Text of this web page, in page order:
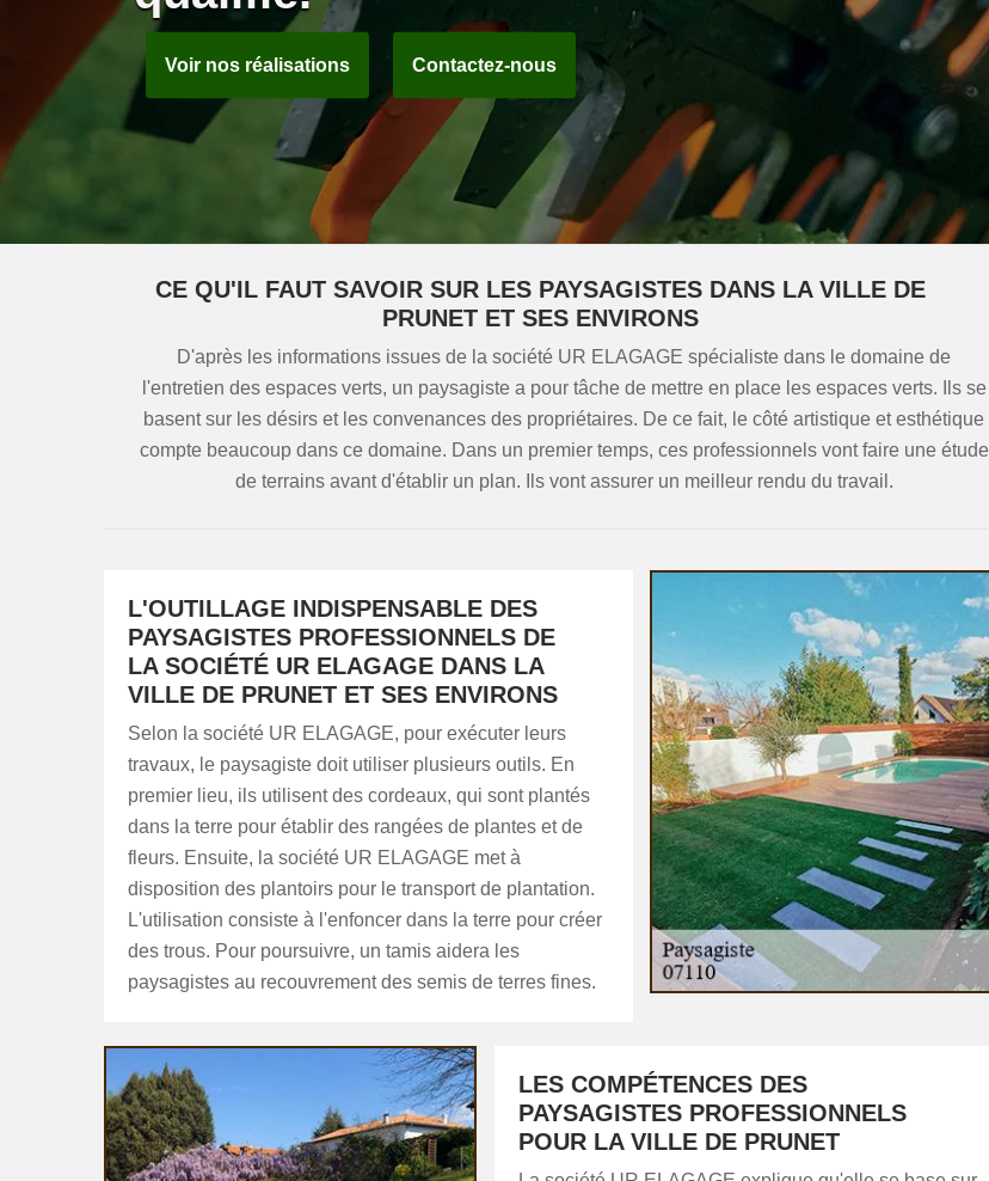
Voir nos réalisations Contactez-nous
CE QU'IL FAUT SAVOIR SUR LES PAYSAGISTES DANS LA VILLE DE
PRUNET ET SES ENVIRONS
D'après les informations issues de la société UR ELAGAGE spécialiste dans le domaine de
l'entretien des espaces verts, un paysagiste a pour tâche de mettre en place les espaces verts. Ils se
basent sur les désirs et les convenances des propriétaires. De ce fait, le côté artistique et esthétique
compte beaucoup dans ce domaine. Dans un premier temps, ces professionnels vont faire une étude
de terrains avant d'établir un plan. Ils vont assurer un meilleur rendu du travail.
L'OUTILLAGE INDISPENSABLE DES
PAYSAGISTES PROFESSIONNELS DE
LA SOCIÉTÉ UR ELAGAGE DANS LA
VILLE DE PRUNET ET SES ENVIRONS
Selon la société UR ELAGAGE, pour exécuter leurs
travaux, le paysagiste doit utiliser plusieurs outils. En
premier lieu, ils utilisent des cordeaux, qui sont plantés
dans la terre pour établir des rangées de plantes et de
fleurs. Ensuite, la société UR ELAGAGE met à
disposition des plantoirs pour le transport de plantation.
L'utilisation consiste à l'enfoncer dans la terre pour créer
des trous. Pour poursuivre, un tamis aidera les
paysagistes au recouvrement des semis de terres fines.
LES COMPÉTENCES DES
PAYSAGISTES PROFESSIONNELS
POUR LA VILLE DE PRUNET